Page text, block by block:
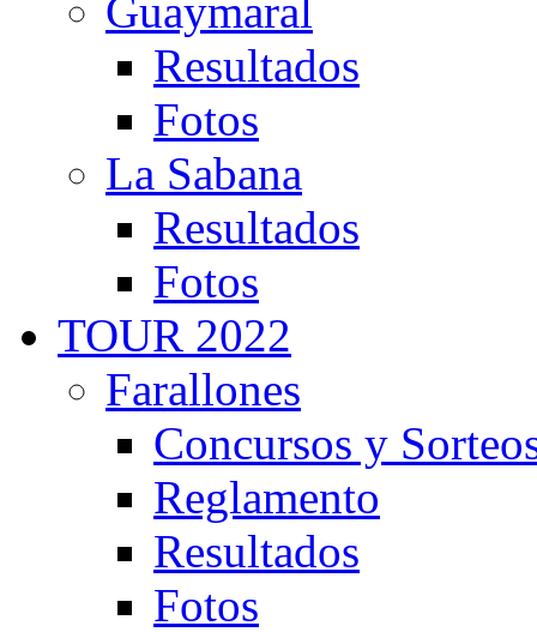
Guaymaral
Resultados
Fotos
La Sabana
Resultados
Fotos
TOUR 2022
Farallones
Concursos y
Reglamento
Resultados
Fotos